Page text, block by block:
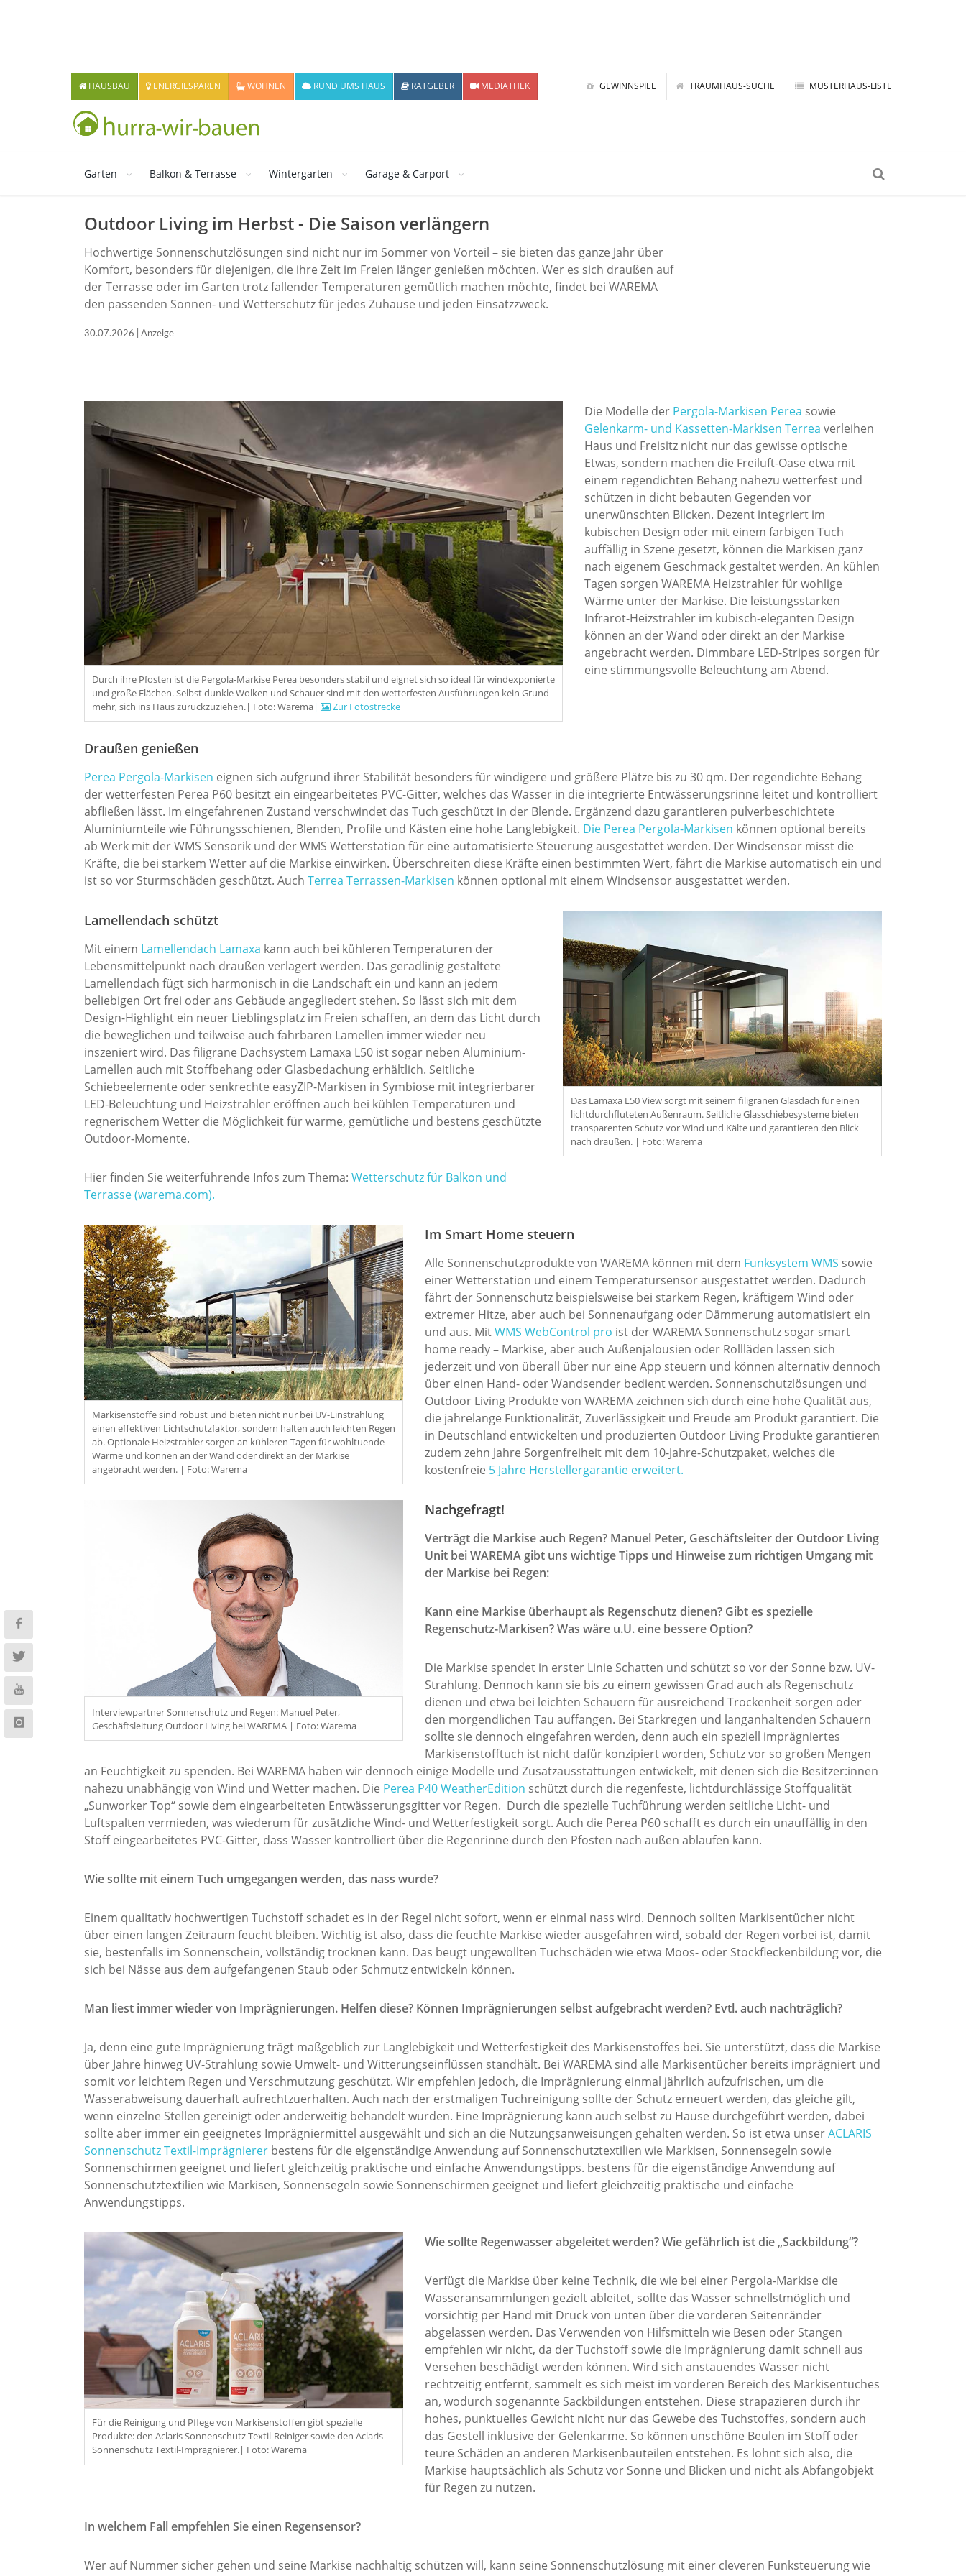
GEWINNSPIEL TRAUMHAUS-SUCHE MUSTERHAUS-LISTE
HAUSBAU ENERGIESPAREN WOHNEN RUND UMS HAUS RATGEBER MEDIATHEK
Garten Balkon & Terrasse Wintergarten Garage & Carport
Outdoor Living im Herbst - Die Saison verlängern
Hochwertige Sonnenschutzlösungen sind nicht nur im Sommer von Vorteil – sie bieten das ganze Jahr über
Komfort, besonders für diejenigen, die ihre Zeit im Freien länger genießen möchten. Wer es sich draußen auf
der Terrasse oder im Garten trotz fallender Temperaturen gemütlich machen möchte, findet bei WAREMA
den passenden Sonnen- und Wetterschutz für jedes Zuhause und jeden Einsatzzweck.
30.07.2026 | Anzeige
Durch ihre Pfosten ist die Pergola-Markise Perea besonders stabil und eignet sich so ideal für windexponierte
und große Flächen. Selbst dunkle Wolken und Schauer sind mit den wetterfesten Ausführungen kein Grund
mehr, sich ins Haus zurückzuziehen.| Foto: Warema| Zur Fotostrecke
Die Modelle der Pergola-Markisen Perea sowie
Gelenkarm- und Kassetten-Markisen Terrea verleihen
Haus und Freisitz nicht nur das gewisse optische
Etwas, sondern machen die Freiluft-Oase etwa mit
einem regendichten Behang nahezu wetterfest und
schützen in dicht bebauten Gegenden vor
unerwünschten Blicken. Dezent integriert im
kubischen Design oder mit einem farbigen Tuch
auffällig in Szene gesetzt, können die Markisen ganz
nach eigenem Geschmack gestaltet werden. An kühlen
Tagen sorgen WAREMA Heizstrahler für wohlige
Wärme unter der Markise. Die leistungsstarken
Infrarot-Heizstrahler im kubisch-eleganten Design
können an der Wand oder direkt an der Markise
angebracht werden. Dimmbare LED-Stripes sorgen für
eine stimmungsvolle Beleuchtung am Abend.
Draußen genießen
Perea Pergola-Markisen eignen sich aufgrund ihrer Stabilität besonders für windigere und größere Plätze bis zu 30 qm. Der regendichte Behang
der wetterfesten Perea P60 besitzt ein eingearbeitetes PVC-Gitter, welches das Wasser in die integrierte Entwässerungsrinne leitet und kontrolliert
abfließen lässt. Im eingefahrenen Zustand verschwindet das Tuch geschützt in der Blende. Ergänzend dazu garantieren pulverbeschichtete
Aluminiumteile wie Führungsschienen, Blenden, Profile und Kästen eine hohe Langlebigkeit. Die Perea Pergola-Markisen können optional bereits
ab Werk mit der WMS Sensorik und der WMS Wetterstation für eine automatisierte Steuerung ausgestattet werden. Der Windsensor misst die
Kräfte, die bei starkem Wetter auf die Markise einwirken. Überschreiten diese Kräfte einen bestimmten Wert, fährt die Markise automatisch ein und
ist so vor Sturmschäden geschützt. Auch Terrea Terrassen-Markisen können optional mit einem Windsensor ausgestattet werden.
Das Lamaxa L50 View sorgt mit seinem filigranen Glasdach für einen
lichtdurchfluteten Außenraum. Seitliche Glasschiebesysteme bieten
transparenten Schutz vor Wind und Kälte und garantieren den Blick
nach draußen. | Foto: Warema
Lamellendach schützt
Mit einem Lamellendach Lamaxa kann auch bei kühleren Temperaturen der
Lebensmittelpunkt nach draußen verlagert werden. Das geradlinig gestaltete
Lamellendach fügt sich harmonisch in die Landschaft ein und kann an jedem
beliebigen Ort frei oder ans Gebäude angegliedert stehen. So lässt sich mit dem
Design-Highlight ein neuer Lieblingsplatz im Freien schaffen, an dem das Licht durch
die beweglichen und teilweise auch fahrbaren Lamellen immer wieder neu
inszeniert wird. Das filigrane Dachsystem Lamaxa L50 ist sogar neben Aluminium-
Lamellen auch mit Stoffbehang oder Glasbedachung erhältlich. Seitliche
Schiebeelemente oder senkrechte easyZIP-Markisen in Symbiose mit integrierbarer
LED-Beleuchtung und Heizstrahler eröffnen auch bei kühlen Temperaturen und
regnerischem Wetter die Möglichkeit für warme, gemütliche und bestens geschützte
Outdoor-Momente.
Hier finden Sie weiterführende Infos zum Thema: Wetterschutz für Balkon und
Terrasse (warema.com).
Markisenstoffe sind robust und bieten nicht nur bei UV-Einstrahlung
einen effektiven Lichtschutzfaktor, sondern halten auch leichten Regen
ab. Optionale Heizstrahler sorgen an kühleren Tagen für wohltuende
Wärme und können an der Wand oder direkt an der Markise
angebracht werden. | Foto: Warema
Im Smart Home steuern
Alle Sonnenschutzprodukte von WAREMA können mit dem Funksystem WMS sowie
einer Wetterstation und einem Temperatursensor ausgestattet werden. Dadurch
fährt der Sonnenschutz beispielsweise bei starkem Regen, kräftigem Wind oder
extremer Hitze, aber auch bei Sonnenaufgang oder Dämmerung automatisiert ein
und aus. MitWMS WebControl pro ist der WAREMA Sonnenschutz sogar smart
home ready – Markise, aber auch Außenjalousien oder Rollläden lassen sich
jederzeit und von überall über nur eine App steuern und können alternativ dennoch
über einen Hand- oder Wandsender bedient werden. Sonnenschutzlösungen und
Outdoor Living Produkte von WAREMA zeichnen sich durch eine hohe Qualität aus,
die jahrelange Funktionalität, Zuverlässigkeit und Freude am Produkt garantiert. Die
in Deutschland entwickelten und produzierten Outdoor Living Produkte garantieren
zudem zehn Jahre Sorgenfreiheit mit dem 10-Jahre-Schutzpaket, welches die
kostenfreie 5 Jahre Herstellergarantie erweitert.
Interviewpartner Sonnenschutz und Regen: Manuel Peter,
Geschäftsleitung Outdoor Living bei WAREMA | Foto: Warema
Nachgefragt!
Verträgt die Markise auch Regen? Manuel Peter, Geschäftsleiter der Outdoor Living
Unit bei WAREMA gibt uns wichtige Tipps und Hinweise zum richtigen Umgang mit
der Markise bei Regen:
Kann eine Markise überhaupt als Regenschutz dienen? Gibt es spezielle
Regenschutz-Markisen? Was wäre u.U. eine bessere Option?
Die Markise spendet in erster Linie Schatten und schützt so vor der Sonne bzw. UV-
Strahlung. Dennoch kann sie bis zu einem gewissen Grad auch als Regenschutz
dienen und etwa bei leichten Schauern für ausreichend Trockenheit sorgen oder
den morgendlichen Tau auffangen. Bei Starkregen und langanhaltenden Schauern
sollte sie dennoch eingefahren werden, denn auch ein speziell imprägniertes
Markisenstofftuch ist nicht dafür konzipiert worden, Schutz vor so großen Mengen
an Feuchtigkeit zu spenden. Bei WAREMA haben wir dennoch einige Modelle und Zusatzausstattungen entwickelt, mit denen sich die Besitzer:innen
nahezu unabhängig von Wind und Wetter machen. Die Perea P40 WeatherEdition schützt durch die regenfeste, lichtdurchlässige Stoffqualität
„Sunworker Top“ sowie dem eingearbeiteten Entwässerungsgitter vor Regen. Durch die spezielle Tuchführung werden seitliche Licht- und
Luftspalten vermieden, was wiederum für zusätzliche Wind- und Wetterfestigkeit sorgt. Auch die Perea P60 schafft es durch ein unauffällig in den
Stoff eingearbeitetes PVC-Gitter, dass Wasser kontrolliert über die Regenrinne durch den Pfosten nach außen ablaufen kann.
Wie sollte mit einem Tuch umgegangen werden, das nass wurde?
Einem qualitativ hochwertigen Tuchstoff schadet es in der Regel nicht sofort, wenn er einmal nass wird. Dennoch sollten Markisentücher nicht
über einen langen Zeitraum feucht bleiben. Wichtig ist also, dass die feuchte Markise wieder ausgefahren wird, sobald der Regen vorbei ist, damit
sie, bestenfalls im Sonnenschein, vollständig trocknen kann. Das beugt ungewollten Tuchschäden wie etwa Moos- oder Stockfleckenbildung vor, die
sich bei Nässe aus dem aufgefangenen Staub oder Schmutz entwickeln können.
Man liest immer wieder von Imprägnierungen. Helfen diese? Können Imprägnierungen selbst aufgebracht werden? Evtl. auch nachträglich?
Ja, denn eine gute Imprägnierung trägt maßgeblich zur Langlebigkeit und Wetterfestigkeit des Markisenstoffes bei. Sie unterstützt, dass die Markise
über Jahre hinweg UV-Strahlung sowie Umwelt- und Witterungseinflüssen standhält. Bei WAREMA sind alle Markisentücher bereits imprägniert und
somit vor leichtem Regen und Verschmutzung geschützt. Wir empfehlen jedoch, die Imprägnierung einmal jährlich aufzufrischen, um die
Wasserabweisung dauerhaft aufrechtzuerhalten. Auch nach der erstmaligen Tuchreinigung sollte der Schutz erneuert werden, das gleiche gilt,
wenn einzelne Stellen gereinigt oder anderweitig behandelt wurden. Eine Imprägnierung kann auch selbst zu Hause durchgeführt werden, dabei
sollte aber immer ein geeignetes Imprägniermittel ausgewählt und sich an die Nutzungsanweisungen gehalten werden. So ist etwa unserACLARIS
Sonnenschutz Textil-Imprägnierer bestens für die eigenständige Anwendung auf Sonnenschutztextilien wie Markisen, Sonnensegeln sowie
Sonnenschirmen geeignet und liefert gleichzeitig praktische und einfache Anwendungstipps. bestens für die eigenständige Anwendung auf
Sonnenschutztextilien wie Markisen, Sonnensegeln sowie Sonnenschirmen geeignet und liefert gleichzeitig praktische und einfache
Anwendungstipps.
Für die Reinigung und Pflege von Markisenstoffen gibt spezielle
Produkte: den Aclaris Sonnenschutz Textil-Reiniger sowie den Aclaris
Sonnenschutz Textil-Imprägnierer.| Foto: Warema
Wie sollte Regenwasser abgeleitet werden? Wie gefährlich ist die „Sackbildung“?
Verfügt die Markise über keine Technik, die wie bei einer Pergola-Markise die
Wasseransammlungen gezielt ableitet, sollte das Wasser schnellstmöglich und
vorsichtig per Hand mit Druck von unten über die vorderen Seitenränder
abgelassen werden. Das Verwenden von Hilfsmitteln wie Besen oder Stangen
empfehlen wir nicht, da der Tuchstoff sowie die Imprägnierung damit schnell aus
Versehen beschädigt werden können. Wird sich anstauendes Wasser nicht
rechtzeitig entfernt, sammelt es sich meist im vorderen Bereich des Markisentuches
an, wodurch sogenannte Sackbildungen entstehen. Diese strapazieren durch ihr
hohes, punktuelles Gewicht nicht nur das Gewebe des Tuchstoffes, sondern auch
das Gestell inklusive der Gelenkarme. So können unschöne Beulen im Stoff oder
teure Schäden an anderen Markisenbauteilen entstehen. Es lohnt sich also, die
Markise hauptsächlich als Schutz vor Sonne und Blicken und nicht als Abfangobjekt
für Regen zu nutzen.
In welchem Fall empfehlen Sie einen Regensensor?
Wer auf Nummer sicher gehen und seine Markise nachhaltig schützen will, kann seine Sonnenschutzlösung mit einer cleveren Funksteuerung wie